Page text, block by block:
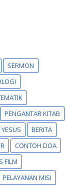
SERMON
PENGANTAR KITAB
BERITA
CONTOH DOA
FILM
PELAYANAN MISI